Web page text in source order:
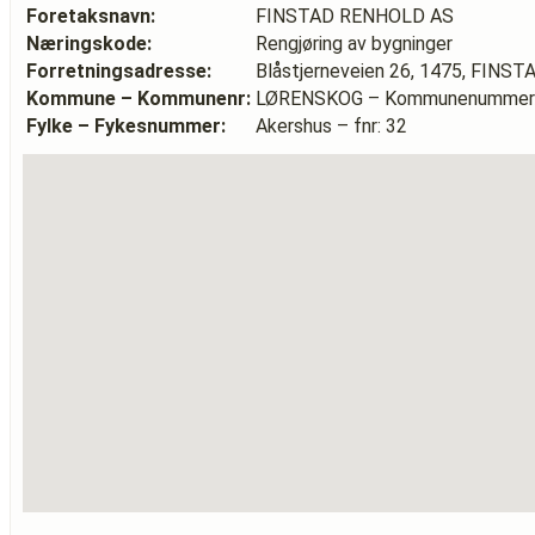
Foretaksnavn:
FINSTAD RENHOLD AS
Næringskode:
Rengjøring av bygninger
Forretningsadresse:
Blåstjerneveien 26, 1475,
Kommune – Kommunenr: LØRENSKOG –
Fylke – Fykesnummer:
Akershus – fnr: 32